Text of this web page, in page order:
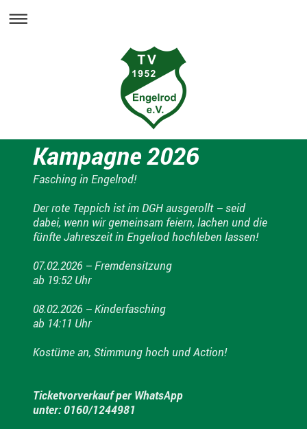
Kampagne 2026
Fasching in Engelrod!
Der rote Teppich ist im DGH ausgerollt – seid
dabei, wenn wir gemeinsam feiern, lachen und die
fünfte Jahreszeit in Engelrod hochleben lassen!
07.02.2026 – Fremdensitzung
ab 19:52 Uhr
08.02.2026 – Kinderfasching
ab 14:11 Uhr
Kostüme an, Stimmung hoch und Action!
Ticketvorverkauf per WhatsApp
unter: 0160/1244981